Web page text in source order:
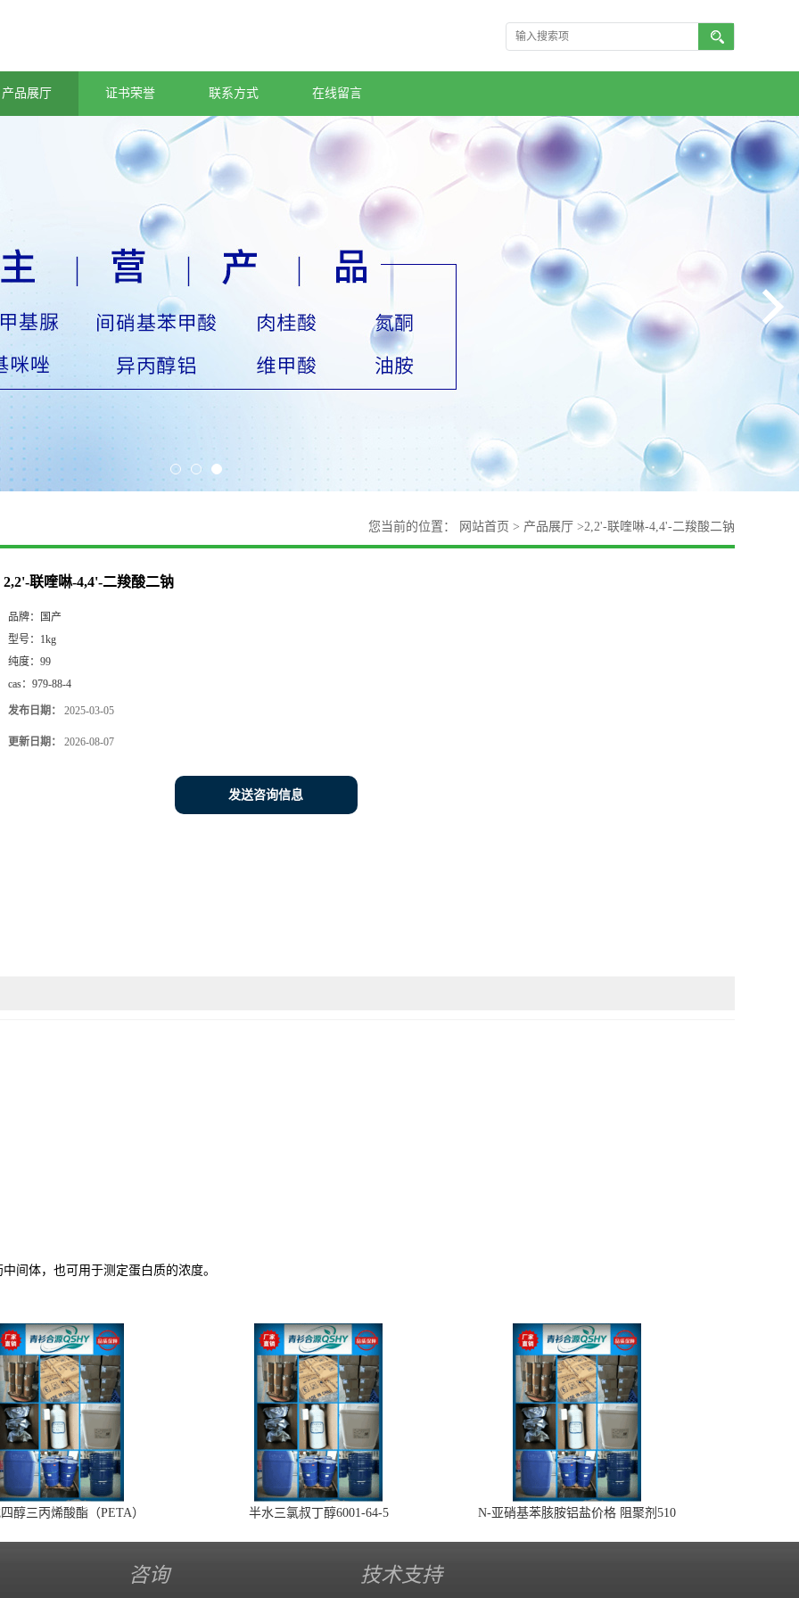
产品展厅 证书荣誉 联系方式 在线留言
您当前的位置： 网站首页 > 产品展厅 >2,2'-联喹啉-4,4'-二羧酸二钠
2,2'-联喹啉-4,4'-二羧酸二钠
品牌：
国产
型号： 1kg
纯度： 99
cas： 979-88-4
发布日期： 2025-03-05
更新日期： 2026-08-07
发送咨询信息
间体，也可用于测定蛋白质的浓度。
醇三丙烯酸酯（PETA） 半水三氯叔丁醇6001-64-5 N-亚硝基苯胲胺铝盐价格 阻聚剂510
咨询 技术支持